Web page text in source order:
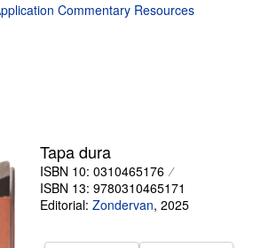
Commentary Resources
Tapa dura
ISBN 10: 0310465176
ISBN 13: 9780310465171
Editorial: Zondervan, 2025